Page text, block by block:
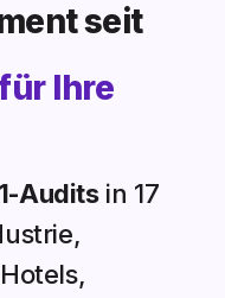
seit
Ihre
Auditsin 17